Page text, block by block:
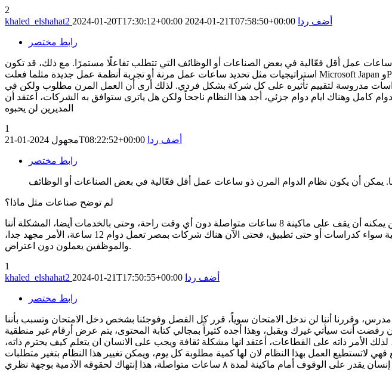
2
khaled_elshahat2 2024-01-20T17:30:12+00:00 2024-01-21T07:58:50+00:00 أضف ردا
رابط مختصر
عمل أقل فعّالية في بعض الصناعات أو الوظائف التي تتطلب تفاعلًا مستمرًا. مع ذلك، قد تكون
استراتيجيات مثل تحديد ساعات عمل مرنة أو تجربة أنظمة عمل جديدة مثلما فعلت Microsoft Japan وPanasonic قد تسهم في تحسين إنتاجية الموظفين ورفاهيتهم. التوازن بين العمل والحياة الشخصية يمكن أن
مدروسة لتقييم تأثيره على كل شركة بشكل فردي. لذلك أرى أن العمل المرن مطلوب ولكن في
كامل وهناك ايام دوام جزئي، أجد هذا النظام ناجحاً ولكن هل ياترى ستوافق به الشركات، أعتقد أن
المديرين لن يحبوه
1
مجهول2024-01-21T08:22:52+00:00 أضف ردا
رابط مختصر
يمكن أن يكون نظام الدوام المرن ذو ساعات عمل أقل فعّالية في بعض الصناعات أو الوظائف
لم توضح صناعات مثل ماذا؟
فمهما كانت الصناعات فتقسيم الدوام يعود بالنفع على الموظفين والشركة بالتأكيد، لأننا بالنهاية بشر فمن يمكنه أن يقف على ماكينة 8 ساعات متواصلة دون أي وقت راحة، وحتى بالخدمات أيضا، المشكلة أننا
نتوارث الأنظمة في البلاد العربية يعني ليس هناك اعتناء بهذه الأمور، وأغلب المبادرات تكون من الدول الغربية سواء كدراسات أو حتى تطبيق، فحتى الآن هناك شركات بمصر تعمل دوام 12 ساعة، الأمر مجهد جدا،
والموظفين يعملون دون اعتراض.
1
khaled_elshahat2 2024-01-21T17:50:55+00:00 أضف ردا
رابط مختصر
وقررنا أننا لن ندخل الامتحان سوياً، قرر كل الفصل وفوجئنا بشخص دخل الامتحان وتسبب بأننا
رفضت أنت سيأتي غيرك ويقبل، وهذا أجده كثيراً بمجالي كتابة المحتوى، يتم عرض أرقام غير منطقية
الأمر ذاته على القطاعات، أعتقد انها مشكلة ثقافة ويجب على الانسان ان يتعلم كيف يحترم ذاته،
لاتستطيع العمل بهذا النظام لان لها كمية مطلوبة كل يوم، ويمكن تغيير هذا النظام بتغير متطلبات
لمدة ٨ ساعات متواصلة، هذا إنتهاك لحقوقه الآدمية بوجهة نظري